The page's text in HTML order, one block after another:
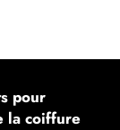
pour
la coiffure